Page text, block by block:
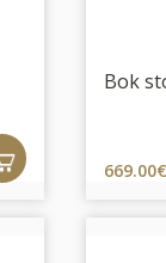
Bok
669.00€